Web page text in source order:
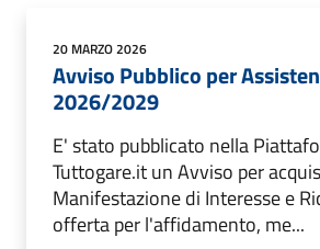
20 MARZO 2026
Avviso Pubblico per
2026/2029
E' stato pubblicato nella
Tuttogare.it un Avviso per
Manifestazione di Interesse e
offerta per l'affidamento, me...